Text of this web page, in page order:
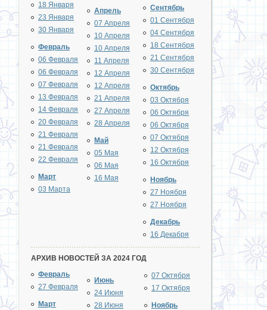
18 Января
23 Января
30 Января
Февраль
06 Февраля
06 Февраля
07 Февраля
13 Февраля
14 Февраля
20 Февраля
21 Февраля
21 Февраля
22 Февраля
Март
03 Марта
Апрель
07 Апреля
10 Апреля
10 Апреля
11 Апреля
12 Апреля
12 Апреля
21 Апреля
27 Апреля
28 Апреля
Май
05 Мая
06 Мая
16 Мая
Сентябрь
01 Сентября
04 Сентября
18 Сентября
21 Сентября
30 Сентября
Октябрь
03 Октября
06 Октября
06 Октября
07 Октября
12 Октября
16 Октября
Ноябрь
27 Ноября
27 Ноября
Декабрь
16 Декабря
АРХИВ НОВОСТЕЙ ЗА 2024 ГОД
Февраль
27 Февраля
Март
Июнь
24 Июня
28 Июня
07 Октября
17 Октября
Ноябрь